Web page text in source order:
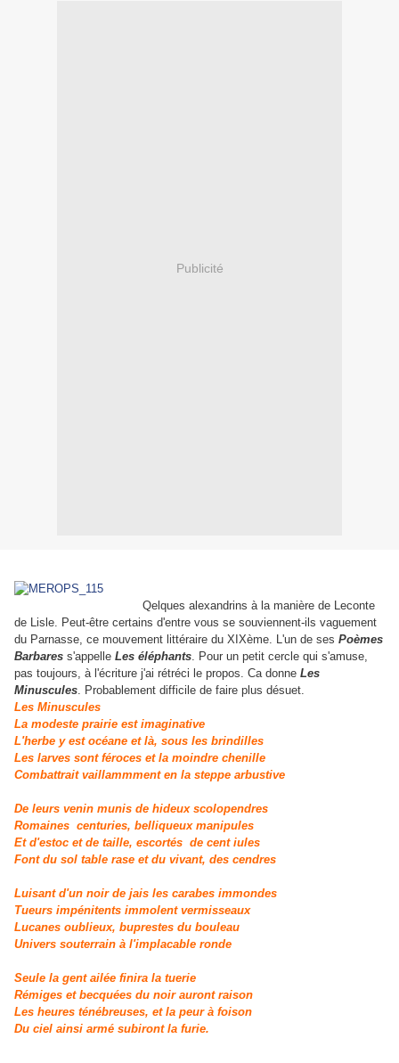
Publicité
Qelques alexandrins à la manière de Leconte
de Lisle. Peut-être certains d'entre vous se souviennent-ils vaguement
du Parnasse, ce mouvement littéraire du XIXème. L'un de ses Poèmes
Barbares s'appelle Les éléphants. Pour un petit cercle qui s'amuse,
pas toujours, à l'écriture j'ai rétréci le propos. Ca donne Les
Minuscules. Probablement difficile de faire plus désuet.
Les Minuscules
La modeste prairie est imaginative
L'herbe y est océane et là, sous les brindilles
Les larves sont féroces et la moindre chenille
Combattrait vaillammment en la steppe arbustive
De leurs venin munis de hideux scolopendres
Romaines centuries, belliqueux manipules
Et d'estoc et de taille, escortés de cent iules
Font du sol table rase et du vivant, des cendres
Luisant d'un noir de jais les carabes immondes
Tueurs impénitents immolent vermisseaux
Lucanes oublieux, buprestes du bouleau
Univers souterrain à l'implacable ronde
Seule la gent ailée finira la tuerie
Rémiges et becquées du noir auront raison
Les heures ténébreuses, et la peur à foison
Du ciel ainsi armé subiront la furie.